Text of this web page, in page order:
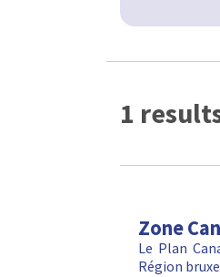
1
Zone
Le Plan
Région